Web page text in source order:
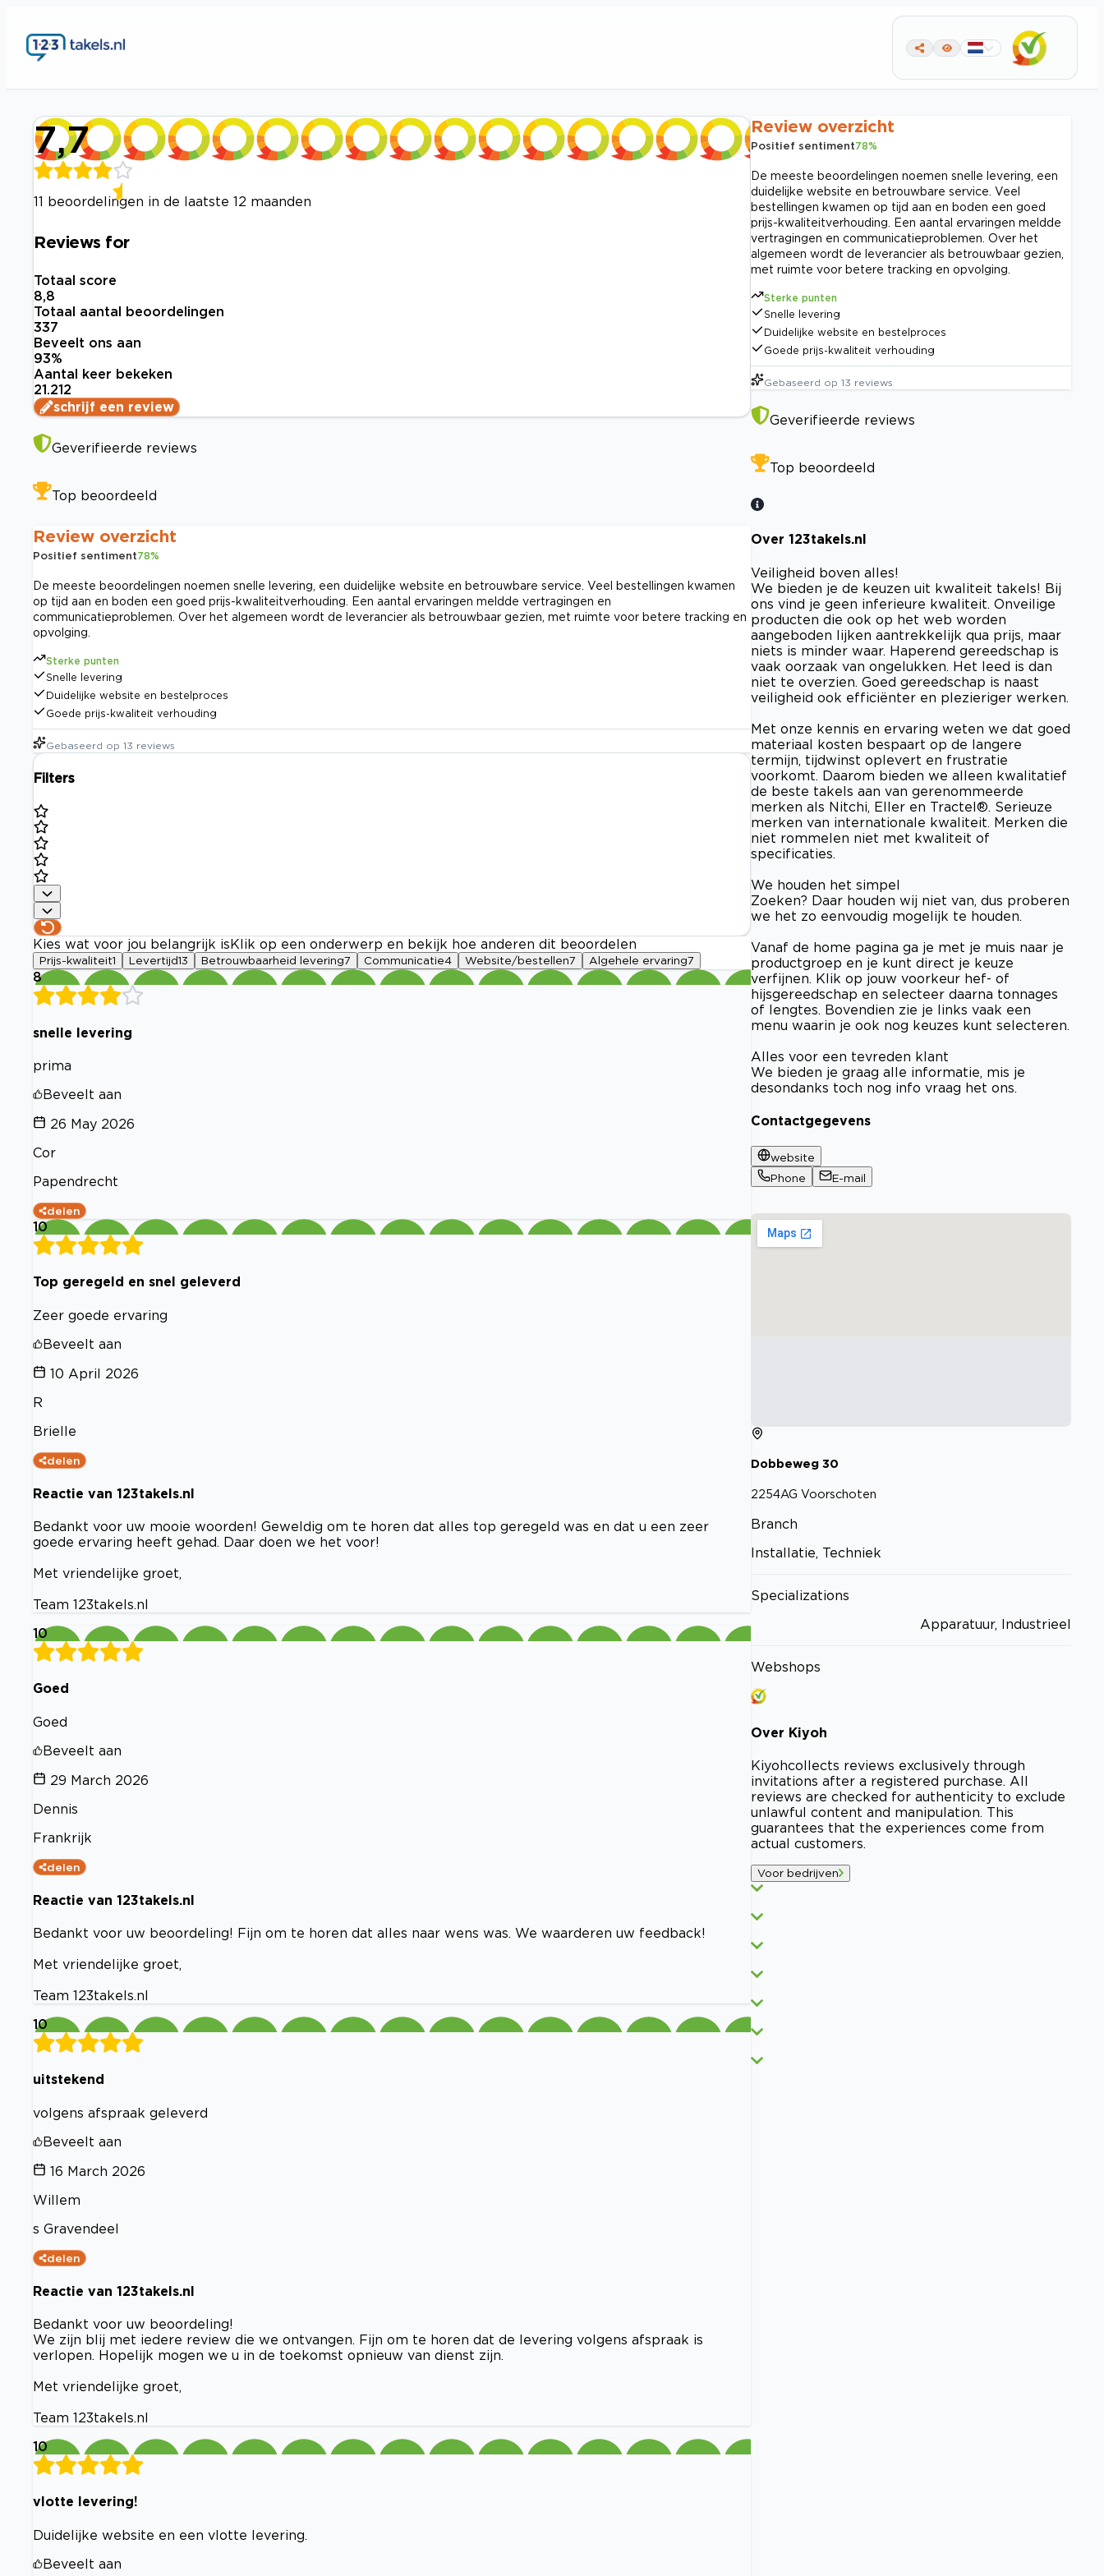
7,7
11 beoordelingen in de laatste 12 maanden
Reviews for
Totaal score
8,8
Totaal aantal beoordelingen
337
Beveelt ons aan
93%
Aantal keer bekeken
21.212
schrijf een review
Geverifieerde reviews
Top beoordeeld
Review overzicht
Positief sentiment78%
De meeste beoordelingen noemen snelle levering, een duidelijke website en betrouwbare service. Veel bestellingen kwamen
op tijd aan en boden een goed prijs-kwaliteitverhouding. Een aantal ervaringen meldde vertragingen en
communicatieproblemen. Over het algemeen wordt de leverancier als betrouwbaar gezien, met ruimte voor betere tracking en
opvolging.
Sterke punten
Snelle levering
Duidelijke website en bestelproces
Goede prijs-kwaliteit verhouding
Gebaseerd op 13 reviews
Filters
Kies wat voor jou belangrijk is Klik op een onderwerp en bekijk hoe anderen dit beoordelen
Prijs-kwaliteit1 Levertijd13 Betrouwbaarheid levering7 Communicatie4 Website/bestellen7 Algehele ervaring7
8
snelle levering
prima
Beveelt aan
26 May 2026
Cor
Papendrecht
delen
10
Top geregeld en snel geleverd
Zeer goede ervaring
Beveelt aan
10 April 2026
R
Brielle
delen
Reactie van 123takels.nl
Bedankt voor uw mooie woorden! Geweldig om te horen dat alles top geregeld was en dat u een zeer
goede ervaring heeft gehad. Daar doen we het voor!
Met vriendelijke groet,
Team 123takels.nl
10
Goed
Goed
Beveelt aan
29 March 2026
Dennis
Frankrijk
delen
Reactie van 123takels.nl
Bedankt voor uw beoordeling! Fijn om te horen dat alles naar wens was. We waarderen uw feedback!
Met vriendelijke groet,
Team 123takels.nl
10
uitstekend
volgens afspraak geleverd
Beveelt aan
16 March 2026
Willem
s Gravendeel
delen
Reactie van 123takels.nl
Bedankt voor uw beoordeling!
We zijn blij met iedere review die we ontvangen. Fijn om te horen dat de levering volgens afspraak is
verlopen. Hopelijk mogen we u in de toekomst opnieuw van dienst zijn.
Met vriendelijke groet,
Team 123takels.nl
10
vlotte levering!
Duidelijke website en een vlotte levering.
Beveelt aan
Review overzicht
Positief sentiment78%
De meeste beoordelingen noemen snelle levering, een
duidelijke website en betrouwbare service. Veel
bestellingen kwamen op tijd aan en boden een goed
prijs-kwaliteitverhouding. Een aantal ervaringen meldde
vertragingen en communicatieproblemen. Over het
algemeen wordt de leverancier als betrouwbaar gezien,
met ruimte voor betere tracking en opvolging.
Sterke punten
Snelle levering
Duidelijke website en bestelproces
Goede prijs-kwaliteit verhouding
Gebaseerd op 13 reviews
Geverifieerde reviews
Top beoordeeld
Over 123takels.nl
Veiligheid boven alles!
We bieden je de keuzen uit kwaliteit takels! Bij
ons vind je geen inferieure kwaliteit. Onveilige
producten die ook op het web worden
aangeboden lijken aantrekkelijk qua prijs, maar
niets is minder waar. Haperend gereedschap is
vaak oorzaak van ongelukken. Het leed is dan
niet te overzien. Goed gereedschap is naast
veiligheid ook efficiënter en plezieriger werken.
Met onze kennis en ervaring weten we dat goed
materiaal kosten bespaart op de langere
termijn, tijdwinst oplevert en frustratie
voorkomt. Daarom bieden we alleen kwalitatief
de beste takels aan van gerenommeerde
merken als Nitchi, Eller en Tractel®. Serieuze
merken van internationale kwaliteit. Merken die
niet rommelen niet met kwaliteit of
specificaties.
We houden het simpel
Zoeken? Daar houden wij niet van, dus proberen
we het zo eenvoudig mogelijk te houden.
Vanaf de home pagina ga je met je muis naar je
productgroep en je kunt direct je keuze
verfijnen. Klik op jouw voorkeur hef- of
hijsgereedschap en selecteer daarna tonnages
of lengtes. Bovendien zie je links vaak een
menu waarin je ook nog keuzes kunt selecteren.
Alles voor een tevreden klant
We bieden je graag alle informatie, mis je
desondanks toch nog info vraag het ons.
Contactgegevens
website
Phone
E-mail
Dobbeweg 30
2254AG Voorschoten
Branch
Installatie, Techniek
Specializations
Apparatuur, Industrieel
Webshops
Over Kiyoh
Kiyohcollects reviews exclusively through
invitations after a registered purchase. All
reviews are checked for authenticity to exclude
unlawful content and manipulation. This
guarantees that the experiences come from
actual customers.
Voor bedrijven